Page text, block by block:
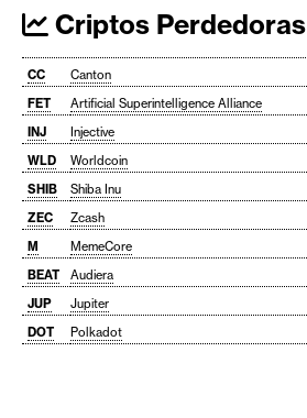
Criptos Perdedoras
CC Canton
FET
Artificial Superintelligence Alliance
INJ
Injective
WLD
Worldcoin
SHIB
Shiba Inu
ZEC
Zcash
M
MemeCore
BEAT
Audiera
JUP
Jupiter
DOT
Polkadot